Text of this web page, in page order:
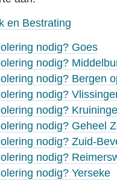
en Bestrating
nodig? Goes
nodig?
nodig? Bergen
nodig?
nodig?
nodig? Geheel
nodig? Zuid-
nodig?
nodig? Yerseke